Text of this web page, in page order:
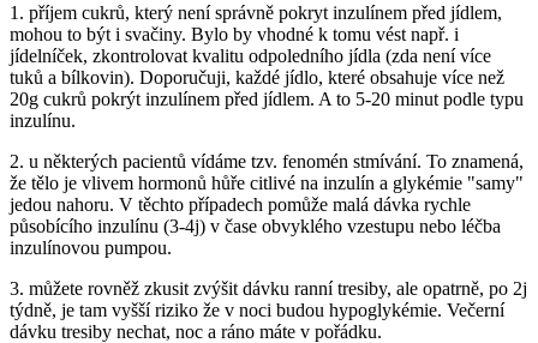
1. příjem cukrů, který není správně pokryt inzulínem před jídlem,
mohou to být i svačiny. Bylo by vhodné k tomu vést např. i
jídelníček, zkontrolovat kvalitu odpoledního jídla (zda není více
tuků a bílkovin). Doporučuji, každé jídlo, které obsahuje více než
20g cukrů pokrýt inzulínem před jídlem. A to 5-20 minut podle typu
inzulínu.
2. u některých pacientů vídáme tzv. fenomén stmívání. To znamená,
že tělo je vlivem hormonů hůře citlivé na inzulín a glykémie "samy"
jedou nahoru. V těchto případech pomůže malá dávka rychle
působícího inzulínu (3-4j) v čase obvyklého vzestupu nebo léčba
inzulínovou pumpou.
3. můžete rovněž zkusit zvýšit dávku ranní tresiby, ale opatrně, po 2j
týdně, je tam vyšší riziko že v noci budou hypoglykémie. Večerní
dávku tresiby nechat, noc a ráno máte v pořádku.